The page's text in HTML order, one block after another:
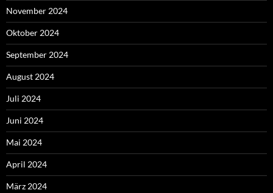
November 2024
Oktober 2024
September 2024
August 2024
Juli 2024
Juni 2024
Mai 2024
April 2024
März 2024